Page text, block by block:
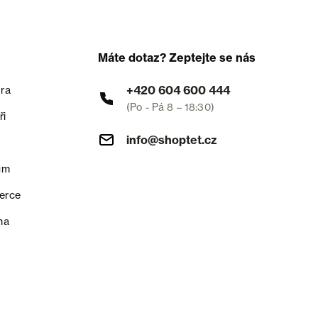
Máte dotaz? Zeptejte se nás
+420 604 600 444
(Po - Pá 8 – 18:30)
info@shoptet.cz